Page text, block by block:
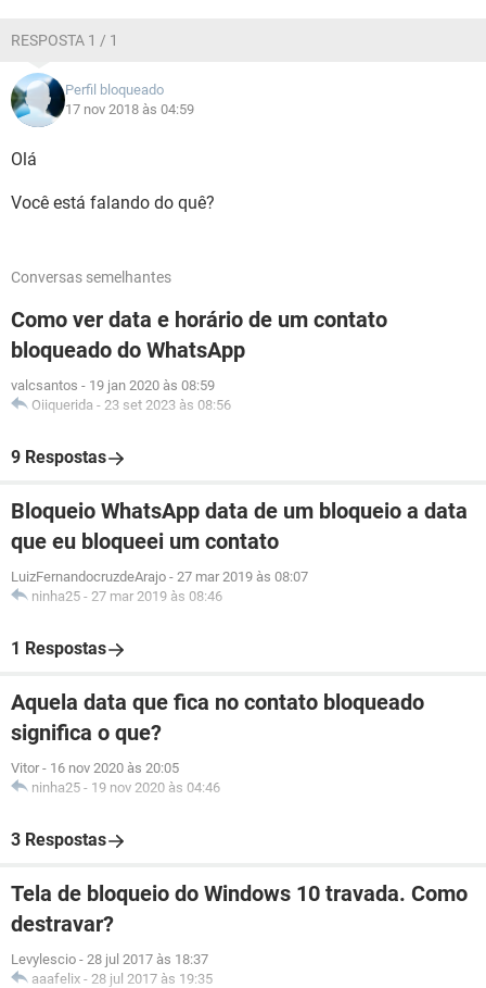
RESPOSTA 1 / 1
Perfil bloqueado
17 nov 2018 às 04:59
Olá
Você está falando do quê?
Conversas semelhantes
Como ver data e horário de um contato
bloqueado do WhatsApp
valcsantos - 19 jan 2020 às 08:59
Oiiquerida - 23 set 2023 às 08:56
9 Respostas
Bloqueio WhatsApp data de um bloqueio a data
que eu bloqueei um contato
LuizFernandocruzdeArajo - 27 mar 2019 às 08:07
ninha25 - 27 mar 2019 às 08:46
1 Respostas
Aquela data que fica no contato bloqueado
significa o que?
Vitor - 16 nov 2020 às 20:05
ninha25 - 19 nov 2020 às 04:46
3 Respostas
Tela de bloqueio do Windows 10 travada. Como
destravar?
Levylescio - 28 jul 2017 às 18:37
aaafelix - 28 jul 2017 às 19:35